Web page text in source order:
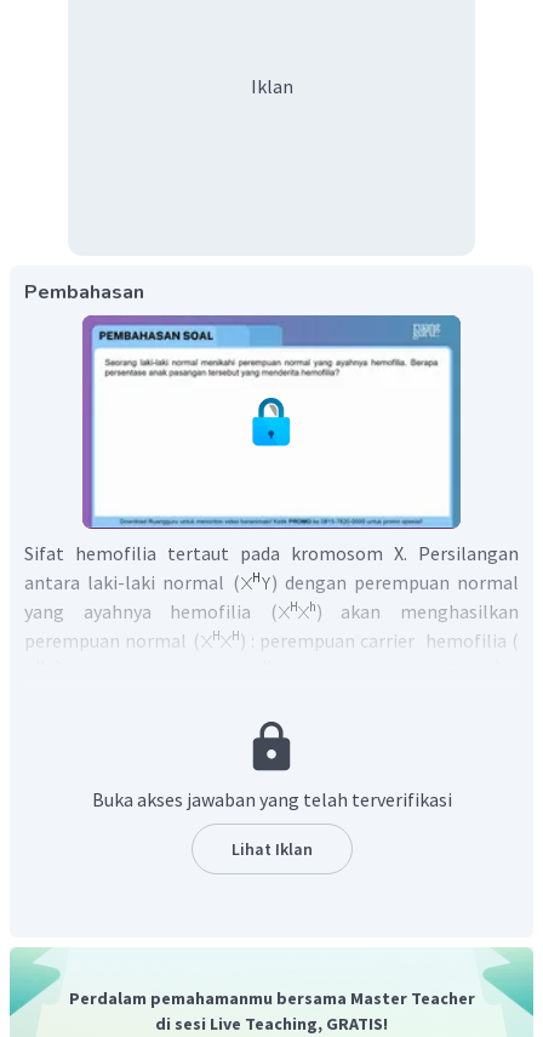
Iklan
Pembahasan
Sifat hemofilia tertaut pada kromosom X. Persilangan
antara laki-laki normal (
) dengan perempuan normal
yang ayahnya hemofilia (
) akan menghasilkan
perempuan normal (
) : perempuan carrier hemofilia (
yang terkena hemofilia adalah 25%.
Buka akses jawaban yang telah terverifikasi
Lihat Iklan
Perdalam pemahamanmu bersama Master Teacher
di sesi Live Teaching, GRATIS!